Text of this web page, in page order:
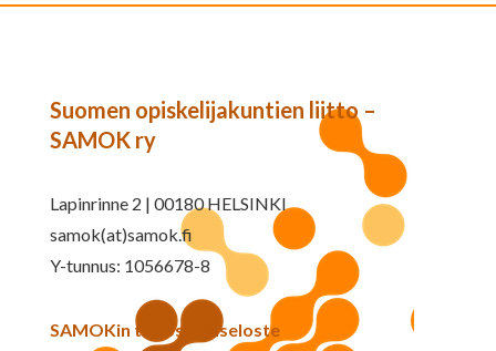
Suomen opiskelijakuntien liitto –
SAMOK ry
Lapinrinne 2 | 00180 HELSINKI
samok(at)samok.fi
Y-tunnus: 1056678-8
SAMOKin tietosuojaseloste